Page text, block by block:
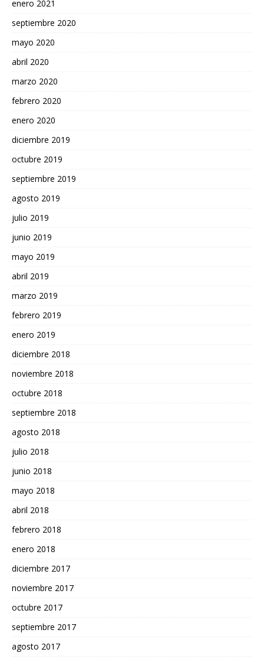
enero 2021
septiembre 2020
mayo 2020
abril 2020
marzo 2020
febrero 2020
enero 2020
diciembre 2019
octubre 2019
septiembre 2019
agosto 2019
julio 2019
junio 2019
mayo 2019
abril 2019
marzo 2019
febrero 2019
enero 2019
diciembre 2018
noviembre 2018
octubre 2018
septiembre 2018
agosto 2018
julio 2018
junio 2018
mayo 2018
abril 2018
febrero 2018
enero 2018
diciembre 2017
noviembre 2017
octubre 2017
septiembre 2017
agosto 2017